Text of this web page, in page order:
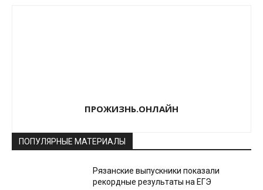
ПРОЖИЗНЬ.ОНЛАЙН
ПОПУЛЯРНЫЕ МАТЕРИАЛЫ
Рязанские выпускники показали
рекордные результаты на ЕГЭ